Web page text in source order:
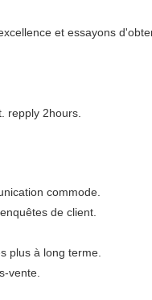
et essayons
repply 2hours.
commode.
de client.
plus à long terme.
vente.